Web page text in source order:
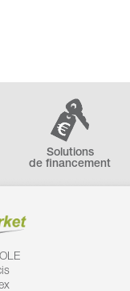
Solutions
de financement